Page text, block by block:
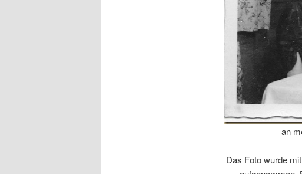
an
Das Foto wurde